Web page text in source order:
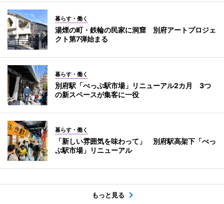
暮らす・働く
湯煙の町・鉄輪の民家に洞窟 別府アートプロジェ
クト第7弾始まる
暮らす・働く
別府駅「べっぷ駅市場」リニューアル2カ月 3つ
の新スペースが集客に一役
暮らす・働く
「新しい雰囲気を味わって」 別府駅高架下「べっ
ぷ駅市場」リニューアル
もっと見る